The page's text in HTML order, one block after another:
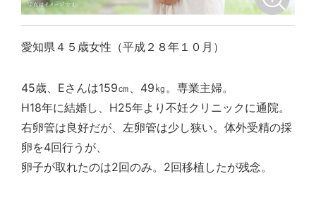
愛知県４５歳女性（平成２８年１０月）
45歳、Eさんは159㎝、49㎏。専業主婦。
H18年に結婚し、H25年より不妊クリニックに通院。
右卵管は良好だが、左卵管は少し狭い。体外受精の採
卵を4回行うが、
卵子が取れたのは2回のみ。2回移植したが残念。